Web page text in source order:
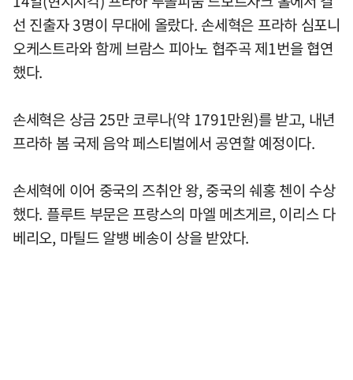
선 진출자 3명이 무대에 올랐다. 손세혁은 프라하 심포니
오케스트라와 함께 브람스 피아노 협주곡 제1번을 협연
했다.
손세혁은 상금 25만 코루나(약 1791만원)를 받고, 내년
프라하 봄 국제 음악 페스티벌에서 공연할 예정이다.
손세혁에 이어 중국의 즈취안 왕, 중국의 쉐홍 첸이 수상
했다. 플루트 부문은 프랑스의 마엘 메츠게르, 이리스 다
베리오, 마틸드 알뱅 베송이 상을 받았다.